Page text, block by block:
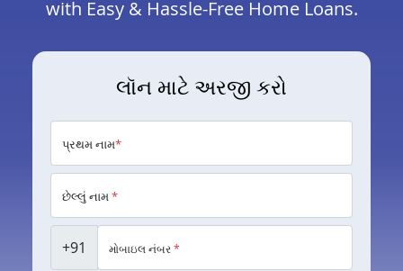
with Easy & Hassle-Free Home Loans.
લૉન માટે અરજી કરો
પ્રથમ નામ*
છેલ્લું નામ*
+91 મોબાઇલ નંબર*